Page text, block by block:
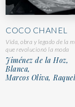
COCO CHANEL
Vida, obra y legado de la
que revolucionó la moda
Jiménez de la Hoz,
Blanca,
Marcos Oliva, Raquel